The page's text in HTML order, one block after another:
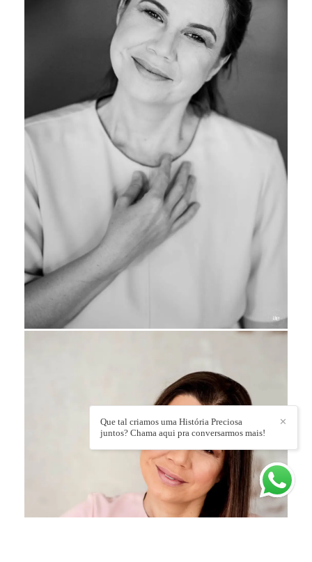
✕
Que tal criamos uma História Preciosa
juntos? Chama aqui pra conversarmos mais!